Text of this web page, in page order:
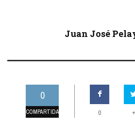
Juan José
0
COMPARTIDAS 0 +